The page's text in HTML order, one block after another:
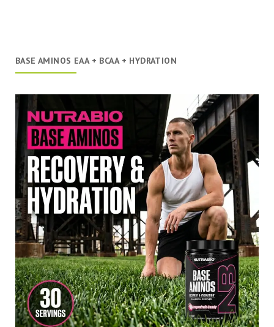
BASE AMINOS EAA + BCAA + HYDRATION